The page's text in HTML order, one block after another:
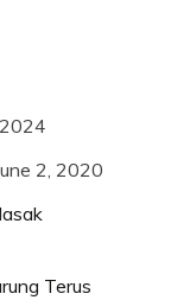
2, 2020
Terus